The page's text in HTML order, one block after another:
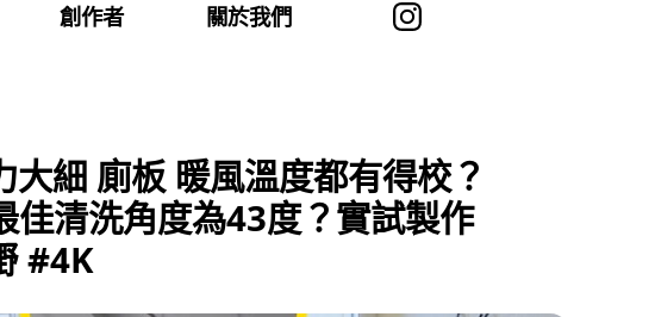
創作者 關於我們
細 廁板 暖風溫度都有得校？
佳清洗角度為43度？實試製作
#4K